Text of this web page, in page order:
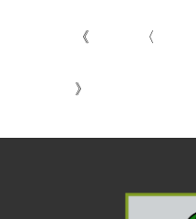
《 〈
》